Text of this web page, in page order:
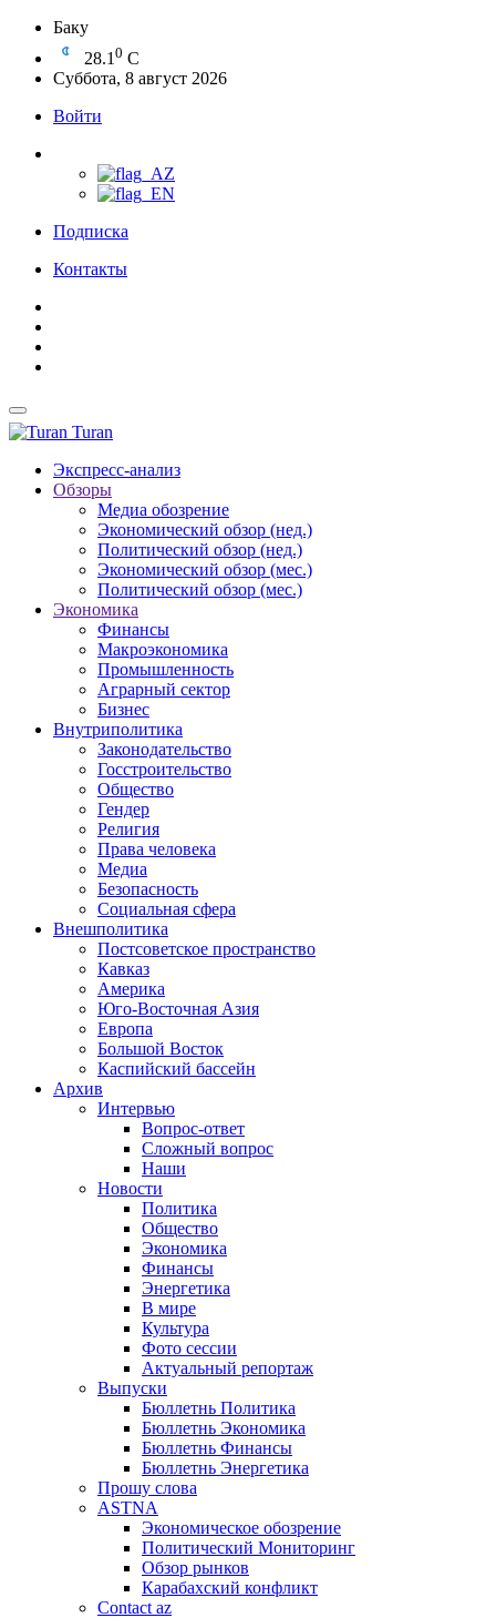
Баку
28.1 0 C
Суббота, 8 август 2026
Войти
Подписка
Контакты
Turan
Экспресс-анализ
Обзоры
Медиа обозрение
Экономический обзор (нед.)
Политический обзор (нед.)
Экономический обзор (мес.)
Политический обзор (мес.)
Экономика
Финансы
Макроэкономика
Промышленность
Аграрный сектор
Бизнес
Внутриполитика
Законодательство
Госстроительство
Общество
Гендер
Религия
Права человека
Медиа
Безопасность
Социальная сфера
Внешполитика
Постсоветское пространство
Кавказ
Америка
Юго-Восточная Азия
Европа
Большой Восток
Каспийский бассейн
Архив
Интервью
Вопрос-ответ
Сложный вопрос
Наши
Новости
Политика
Общество
Экономика
Финансы
Энергетика
В мире
Культура
Фото сессии
Актуальный репортаж
Выпуски
Бюллетнь Политика
Бюллетнь Экономика
Бюллетнь Финансы
Бюллетнь Энергетика
Прошу слова
ASTNA
Экономическое обозрение
Политический Мониторинг
Обзор рынков
Карабахский конфликт
Contact az